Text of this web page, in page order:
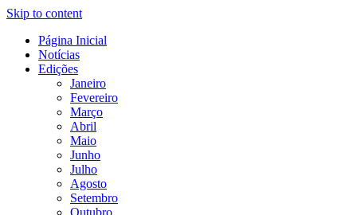
Skip to content
É Ribatejo – Revista Social
Online
Revista Social Online
Página Inicial
Notícias
Edições
Janeiro
Fevereiro
Março
Abril
Maio
Junho
Julho
Agosto
Setembro
Outubro